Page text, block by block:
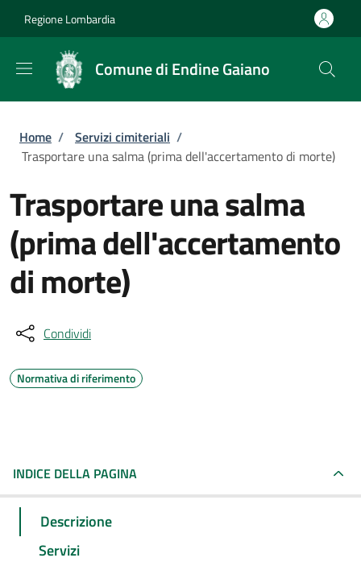
Regione Lombardia
Comune di Endine Gaiano
Briciole di pane
Home / Servizi cimiteriali /
Trasportare una salma (prima dell'accertamento di morte)
Trasportare una salma
(prima dell'accertamento
di morte)
Condividi
Normativa di riferimento
INDICE DELLA PAGINA
Descrizione
Servizi